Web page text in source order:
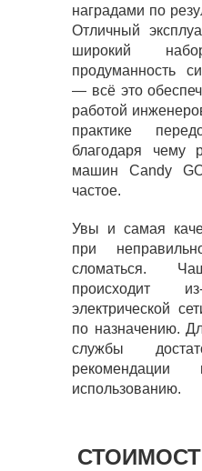
наградами по
Отличный
широкий
продуманность
— всё это
работой
практике
благодаря чему
машин Candy
частое.
Увы и самая
при
сломаться.
происходит
электрической
по назначению.
службы
рекомендации
использованию.